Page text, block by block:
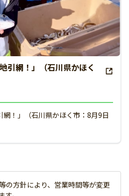
引網！」（石川県かほく
！」（石川県かほく市：8月9日
の方針により、営業時間等が変更